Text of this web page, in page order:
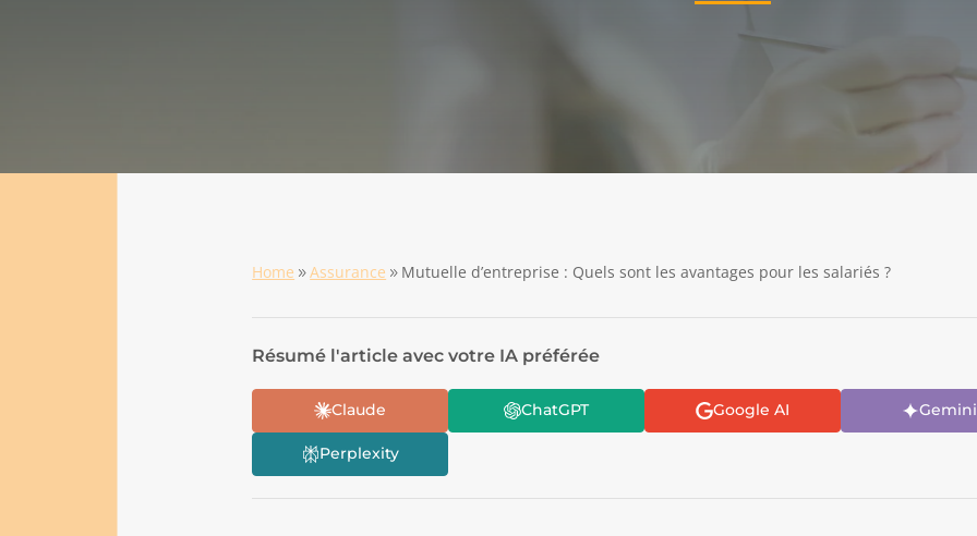
Home 9Assurance 9 Mutuelle d’entreprise : Quels sont les avantages pour les salariés ?
Résumé l'article avec votre IA préférée
Claude ChatGPT Google AI Gemini
Perplexity